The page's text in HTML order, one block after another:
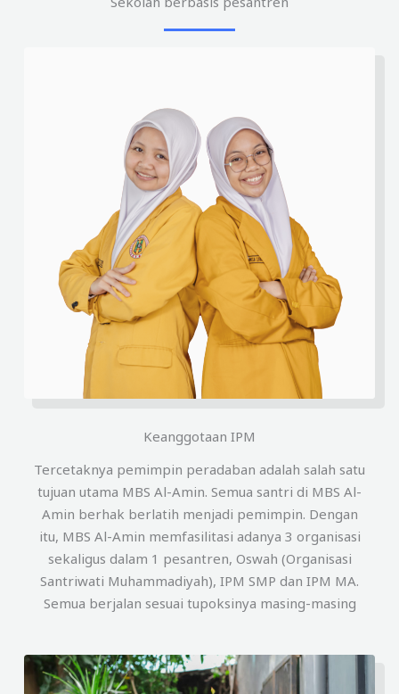
Keanggotaan IPM
Tercetaknya pemimpin peradaban adalah salah satu
tujuan utama MBS Al-Amin. Semua santri di MBS Al-
Amin berhak berlatih menjadi pemimpin. Dengan
itu, MBS Al-Amin memfasilitasi adanya 3 organisasi
sekaligus dalam 1 pesantren, Oswah (Organisasi
Santriwati Muhammadiyah), IPM SMP dan IPM MA.
Semua berjalan sesuai tupoksinya masing-masing